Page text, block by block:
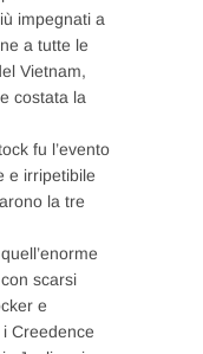
impegnati a
a tutte le
Vietnam,
costata la
fu l’evento
e irripetibile
la tre
scarsi
e
Creedence